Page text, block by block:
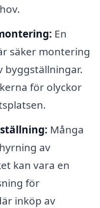
En
säker montering
byggställningar.
för olyckor
Många
av
kan vara en
för
inköp av